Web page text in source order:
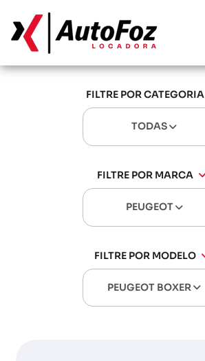
FILTRE POR CATEGORIA
TODAS
FILTRE POR MARCA
PEUGEOT
FILTRE POR MODELO
PEUGEOT BOXER